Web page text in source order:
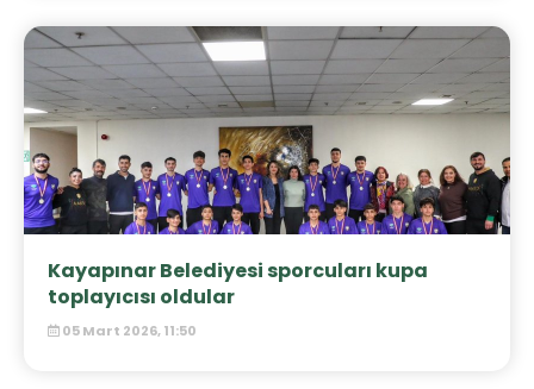
Kayapınar Belediyesi sporcuları kupa
toplayıcısı oldular
05 Mart 2026, 11:50